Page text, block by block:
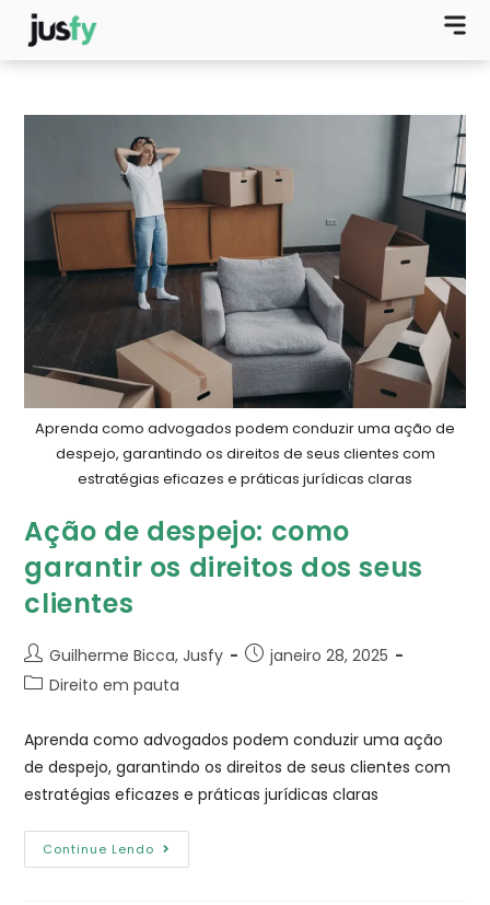
Aprenda como advogados podem conduzir uma ação de
despejo, garantindo os direitos de seus clientes com
estratégias eficazes e práticas jurídicas claras
Ação de despejo​: como
garantir os direitos dos seus
clientes
Guilherme Bicca, Jusfy
janeiro 28, 2025
Direito em pauta
Aprenda como advogados podem conduzir uma ação
de despejo, garantindo os direitos de seus clientes com
estratégias eficazes e práticas jurídicas claras
Continue Lendo